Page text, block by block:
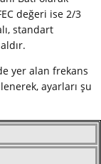
değeri ise 2/3
standart
yer alan frekans
ayarları şu